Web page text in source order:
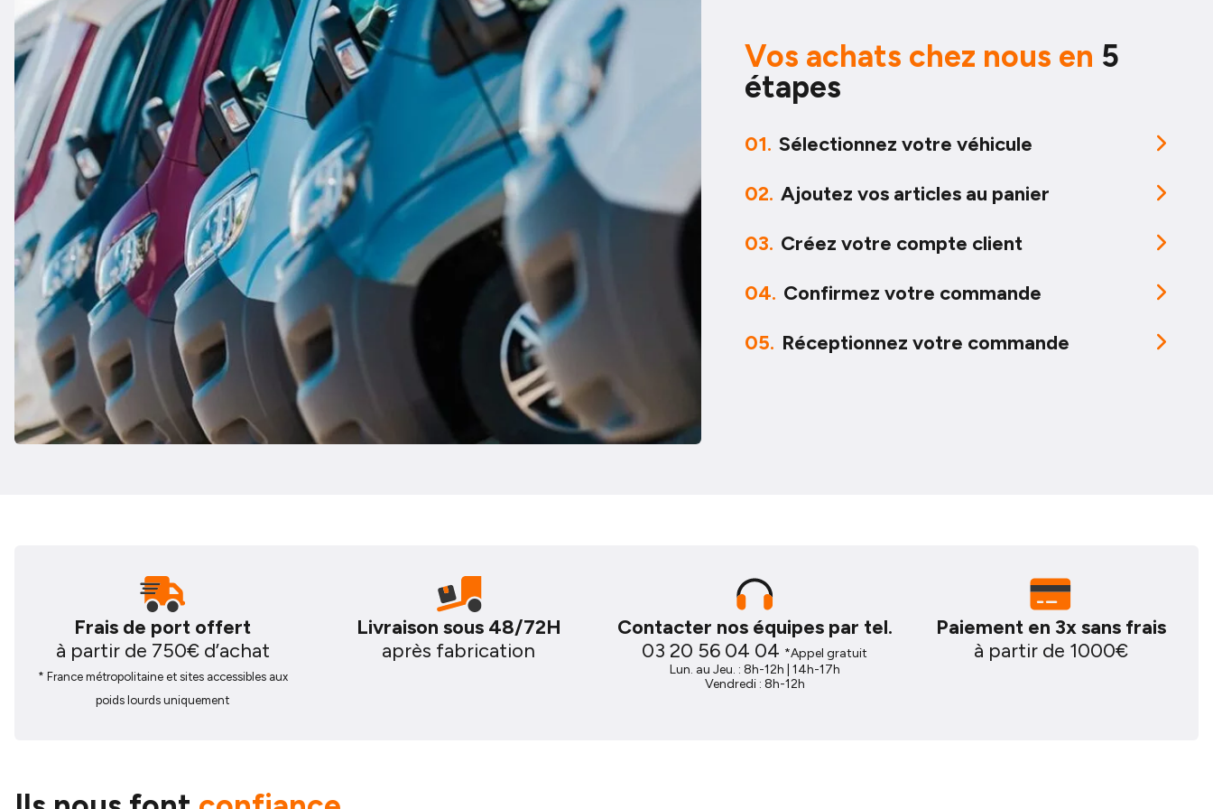
Vos achats chez nous en 5
étapes
01. Sélectionnez votre véhicule
02. Ajoutez vos articles au panier
03. Créez votre compte client
04. Confirmez votre commande
05. Réceptionnez votre commande
Frais de port offert
à partir de 750€ d’achat
* France métropolitaine et sites accessibles aux
poids lourds uniquement
Livraison sous 48/72H
après fabrication
Contacter nos équipes par tel.
03 20 56 04 04 *Appel gratuit
Lun. au Jeu. : 8h-12h | 14h-17h
Vendredi : 8h-12h
Paiement en 3x sans frais
à partir de 1000€